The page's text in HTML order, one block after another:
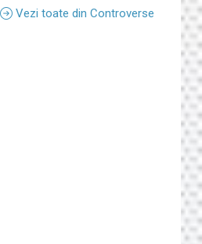
Vezi toate din Controverse